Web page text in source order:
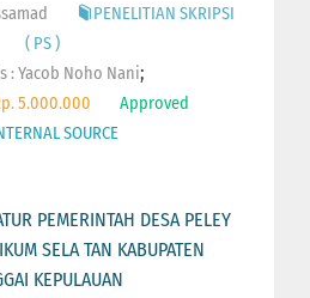
PENELITIAN SKRIPSI
( PS )
:Yacob Noho Nani;
5.000.000
Approved
SOURCE
PEMERINTAH DESA PELEY
SELA TAN KABUPATEN
KEPULAUAN